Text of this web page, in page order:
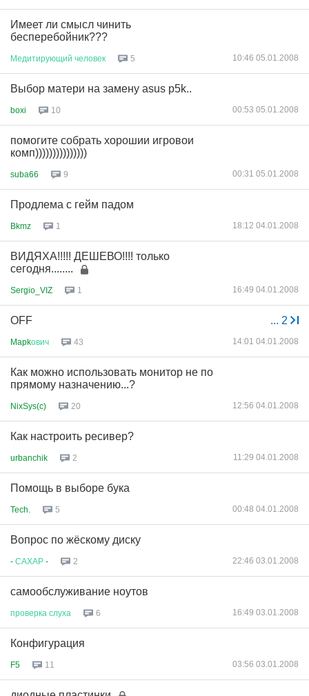
Имеет ли смысл чинить
бесперебойник???
Медитирующий человек 5 10:46 05.01.2008
Выбор матери на замену asus p5k..
boxi 10 00:53 05.01.2008
помогите собрать хорошии игровои
комп)))))))))))))))
suba66 9 00:31 05.01.2008
Продлема с гейм падом
Bkmz 1 18:12 04.01.2008
ВИДЯХА!!!!! ДЕШЕВО!!!! только
сегодня........
Sergio_VIZ 1 16:49 04.01.2008
... 2
OFF
Mapkович 43 14:01 04.01.2008
Как можно использовать монитор не по
прямому назначению...?
NixSys(c) 20 12:56 04.01.2008
Как настроить ресивер?
urbanchik 2 11:29 04.01.2008
Помощь в выборе бука
Tech. 5 00:48 04.01.2008
Вопрос по жёскому диску
- САХАР - 2 22:46 03.01.2008
самообслуживание ноутов
проверка слуха 6 16:49 03.01.2008
Конфигурация
F5 11 03:56 03.01.2008